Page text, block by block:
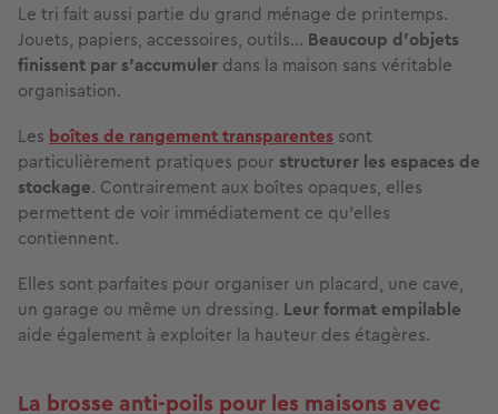
Le tri fait aussi partie du grand ménage de printemps.
Jouets, papiers, accessoires, outils… Beaucoup d’objets
finissent par s’accumuler dans la maison sans véritable
organisation.
Les boîtes de rangement transparentes sont
particulièrement pratiques pour structurer les espaces de
stockage. Contrairement aux boîtes opaques, elles
permettent de voir immédiatement ce qu’elles
contiennent.
Elles sont parfaites pour organiser un placard, une cave,
un garage ou même un dressing. Leur format empilable
aide également à exploiter la hauteur des étagères.
La brosse anti-poils pour les maisons avec